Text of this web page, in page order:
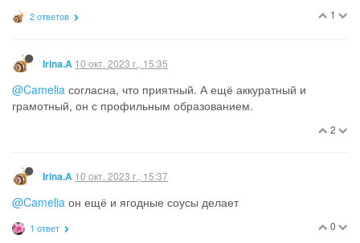
1
2 ответов
Irina.A 10 окт. 2023 г., 15:35
@Camelia согласна, что приятный. А ещё аккуратный и
грамотный, он с профильным образованием.
2
Irina.A 10 окт. 2023 г., 15:37
@Camelia он ещё и ягодные соусы делает
0
1 ответ